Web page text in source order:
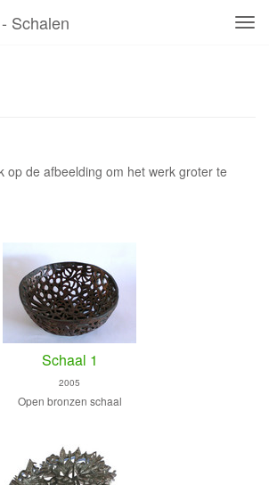
Schalen
op de afbeelding om het werk groter te
Schaal 1
2005
Open bronzen schaal